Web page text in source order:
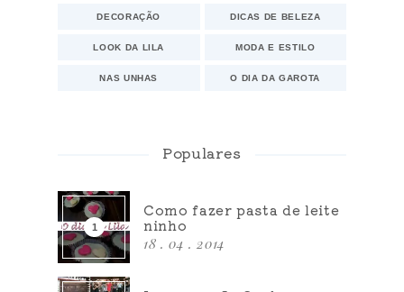
DECORAÇÃO DICAS DE BELEZA
LOOK DA LILA MODA E ESTILO
NAS UNHAS O DIA DA GAROTA
Populares
Como fazer pasta de leite
ninho
18 . 04 . 2014